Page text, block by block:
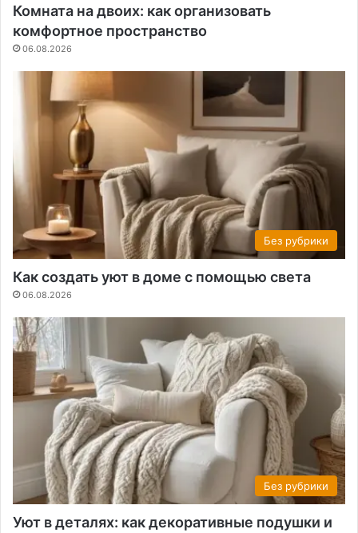
Комната на двоих: как организовать
комфортное пространство
06.08.2026
Без рубрики
Как создать уют в доме с помощью света
06.08.2026
Без рубрики
Уют в деталях: как декоративные подушки и